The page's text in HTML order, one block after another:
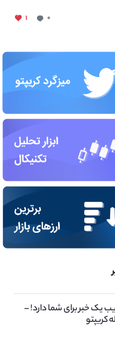
۰ ۱
یک خبر برای شما دارد! –
کریپتو